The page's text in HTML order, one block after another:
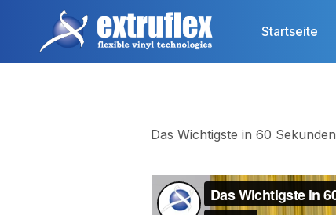
Startseite
Das Wichtigste in 60